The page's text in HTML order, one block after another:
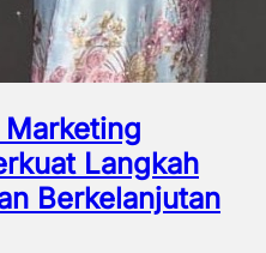
Marketing
Langkah
Berkelanjutan